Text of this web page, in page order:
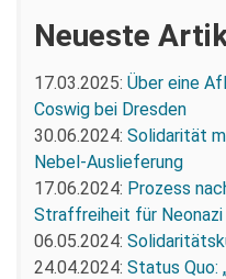
Neueste
17.03.2025: Über eine
Coswig bei Dresden
30.06.2024: Solidarität
Nebel-Auslieferung
17.06.2024: Prozess
Straffreiheit für Neonazi
06.05.2024:
24.04.2024: Status Quo: